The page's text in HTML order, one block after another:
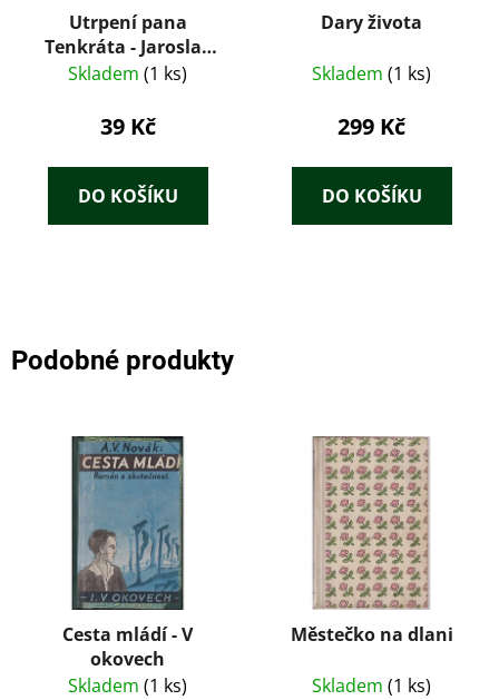
Utrpení pana
Tenkráta - Jaroslav
Hašek
Skladem (1 ks)
39 Kč
DO KOŠÍKU
Dary života
Skladem (1 ks)
299 Kč
DO KOŠÍKU
Podobné produkty
Cesta mládí - V
okovech
Skladem (1 ks)
Městečko na dlani
Skladem (1 ks)